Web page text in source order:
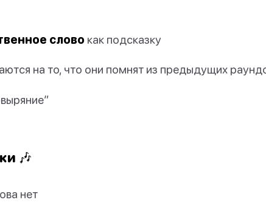
слово как подсказку
на то, что они помнят из предыдущих
🎶
нет